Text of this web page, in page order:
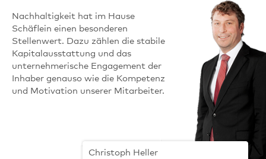
Nachhaltigkeit hat im Hause
Schäflein einen besonderen
Stellenwert. Dazu zählen die stabile
Kapitalausstattung und das
unternehmerische Engagement der
Inhaber genauso wie die Kompetenz
und Motivation unserer Mitarbeiter.
Christoph Heller